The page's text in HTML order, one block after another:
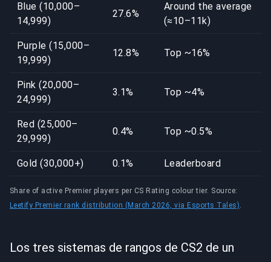
Share of active Premier players per CS Rating colour tier. Source:
Leetify Premier rank distribution (March 2026, via Esports Tales).
Blue (10,000–
14,999)
27.6%
Around the average
(≈10–11k)
Purple (15,000–
19,999)
12.8% Top ~16%
Pink (20,000–
24,999)
3.1% Top ~4%
Red (25,000–
29,999)
0.4% Top ~0.5%
Gold (30,000+) 0.1% Leaderboard
Los tres sistemas de rangos de CS2 de un